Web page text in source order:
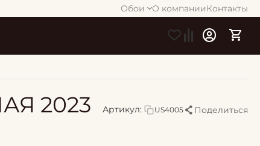
Обои О компанииКонтакты
2023
Артикул: US4005 Поделиться